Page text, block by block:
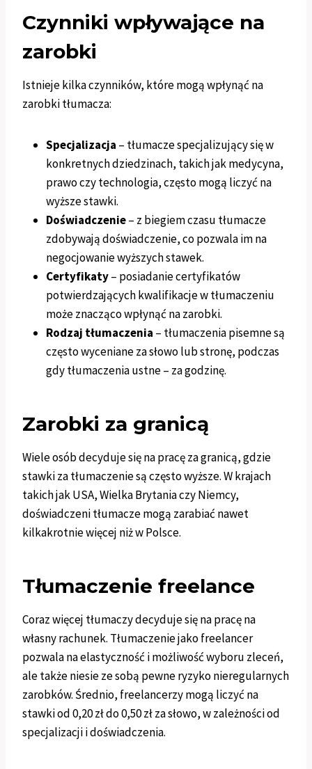
Czynniki wpływające na
zarobki
Istnieje kilka czynników, które mogą wpłynąć na
zarobki tłumacza:
Specjalizacja – tłumacze specjalizujący się w
konkretnych dziedzinach, takich jak medycyna,
prawo czy technologia, często mogą liczyć na
wyższe stawki.
Doświadczenie– z biegiem czasu tłumacze
zdobywają doświadczenie, co pozwala im na
negocjowanie wyższych stawek.
Certyfikaty– posiadanie certyfikatów
potwierdzających kwalifikacje w tłumaczeniu
może znacząco wpłynąć na zarobki.
Rodzaj tłumaczenia – tłumaczenia pisemne są
często wyceniane za słowo lub stronę, podczas
gdy tłumaczenia ustne – za godzinę.
Zarobki za granicą
Wiele osób decyduje się na pracę za granicą, gdzie
stawki za tłumaczenie są często wyższe. W krajach
takich jak USA, Wielka Brytania czy Niemcy,
doświadczeni tłumacze mogą zarabiać nawet
kilkakrotnie więcej niż w Polsce.
Tłumaczenie freelance
Coraz więcej tłumaczy decyduje się na pracę na
własny rachunek. Tłumaczenie jako freelancer
pozwala na elastyczność i możliwość wyboru zleceń,
ale także niesie ze sobą pewne ryzyko nieregularnych
zarobków. Średnio, freelancerzy mogą liczyć na
stawki od 0,20 zł do 0,50 zł za słowo, w zależności od
specjalizacji i doświadczenia.